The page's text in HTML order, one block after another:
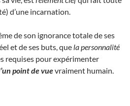
d’une incarnation.
de son ignorance totale de ses
et de ses buts, que la personnalité
requises pour expérimenter
point de vuevraiment humain.